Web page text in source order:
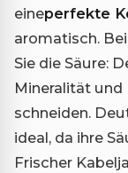
eineperfekte
aromatisch.
Sie die Säure:
Mineralität
schneiden.
ideal, da ihre
Frischer